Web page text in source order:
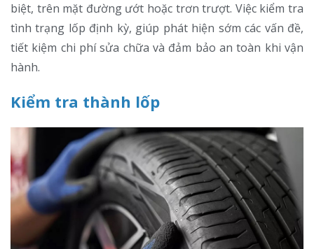
biệt, trên mặt đường ướt hoặc trơn trượt. Việc kiểm tra
tình trạng lốp định kỳ, giúp phát hiện sớm các vấn đề,
tiết kiệm chi phí sửa chữa và đảm bảo an toàn khi vận
hành.
Kiểm tra thành lốp